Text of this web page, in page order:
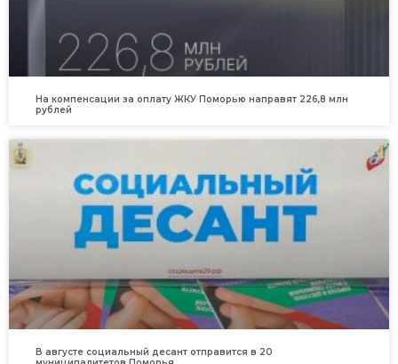
На компенсации за оплату ЖКУ Поморью направят 226,8 млн
рублей
В августе социальный десант отправится в 20